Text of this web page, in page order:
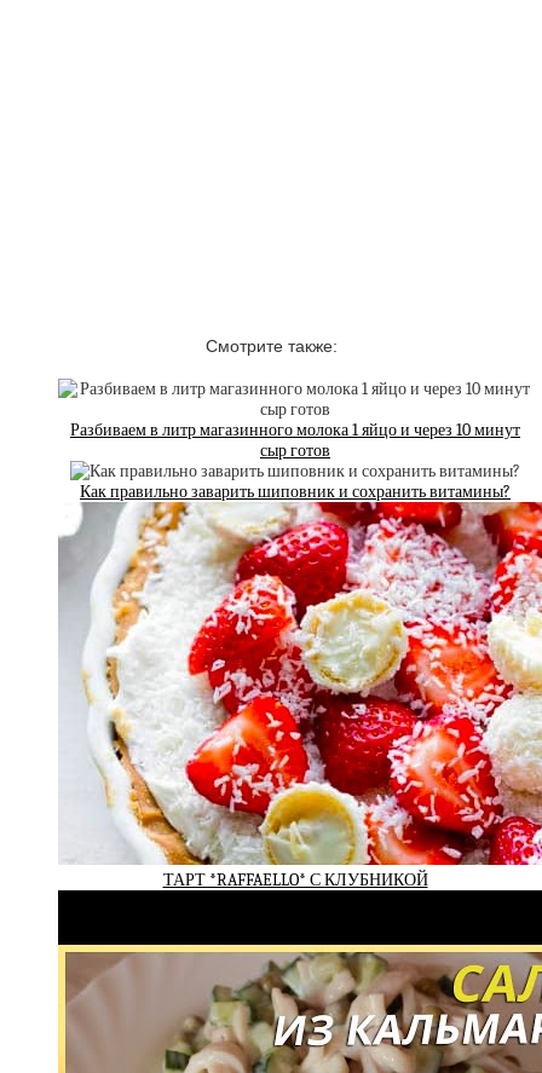
Смотрите также:
Разбиваем в литр магазинного молока 1 яйцо и через 10 минут
сыр готов
Как правильно заварить шиповник и сохранить витамины?
ТАРТ *RAFFAELLO* С КЛУБНИКОЙ